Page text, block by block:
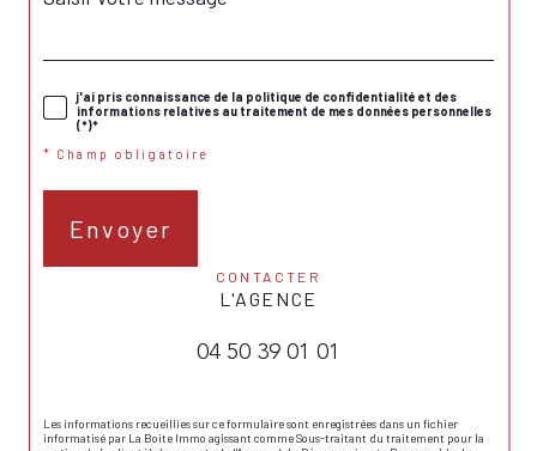
j'ai pris connaissance de la politique de confidentialité et des
informations relatives au traitement de mes données personnelles
(*)*
* Champ obligatoire
Envoyer
CONTACTER
L'AGENCE
04 50 39 01 01
Les informations recueillies sur ce formulaire sont enregistrées dans un fichier
informatisé par La Boite Immo agissant comme Sous-traitant du traitement pour la